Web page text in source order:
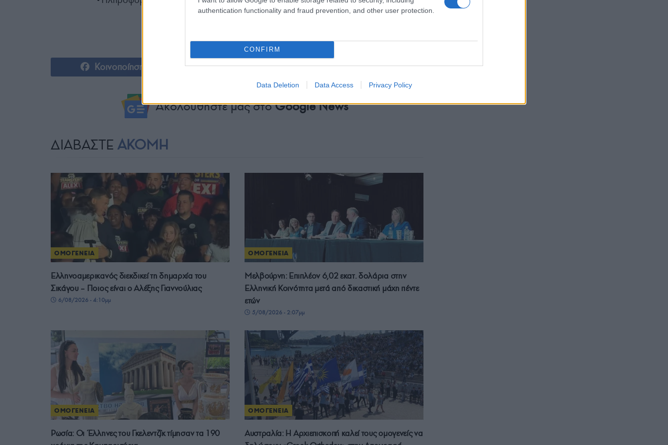
authentication functionality and fraud prevention, and other user protection.
CONFIRM
Data Deletion Data Access Privacy Policy
Κοινοποίηση Tweet Send
Ακολουθήστε μας στοGoogle News
ΔΙΑΒΑΣΤΕ ΑΚΟΜΗ
ΟΜΟΓΕΝΕΙΑ
Ελληνοαμερικανός διεκδικεί τη δημαρχία του
Σικάγου – Ποιος είναι ο Αλέξης Γιαννούλιας
6/08/2026 - 4:10μμ
ΟΜΟΓΕΝΕΙΑ
Μελβούρνη: Επιπλέον 6,02 εκατ. δολάρια στην
Ελληνική Κοινότητα μετά από δικαστική μάχη πέντε
ετών
5/08/2026 - 2:07μμ
ΟΜΟΓΕΝΕΙΑ
Ρωσία: Οι Έλληνες του Γκελεντζίκ τίμησαν τα 190
ΟΜΟΓΕΝΕΙΑ
Αυστραλία: Η Αρχιεπισκοπή καλεί τους ομογενείς να